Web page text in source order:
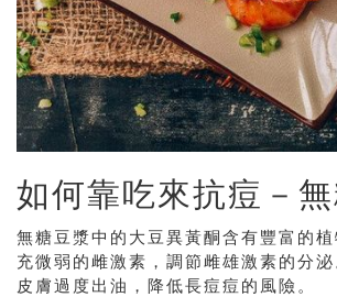
如何靠吃來抗痘－
無糖豆漿中的大豆異黃酮含有豐富的
充微弱的雌激素，調節雌雄激素的分
皮膚過度出油，降低長痘痘的風險。